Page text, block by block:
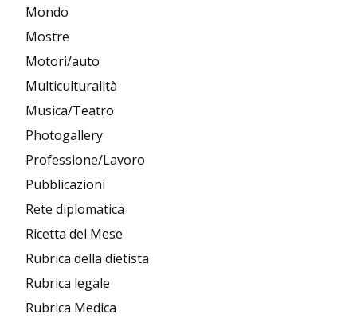
Mondo
Mostre
Motori/auto
Multiculturalità
Musica/Teatro
Photogallery
Professione/Lavoro
Pubblicazioni
Rete diplomatica
Ricetta del Mese
Rubrica della dietista
Rubrica legale
Rubrica Medica